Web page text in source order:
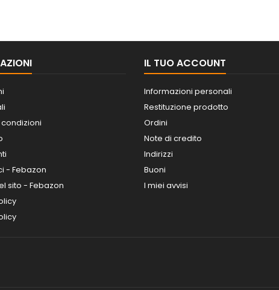
- Febazon
sito - Febazon
IL TUO ACCOUNT
Informazioni personali
Restituzione prodotto
Ordini
Note di credito
Indirizzi
Buoni
I miei avvisi